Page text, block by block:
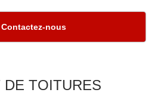
Contactez-nous
TOITURES